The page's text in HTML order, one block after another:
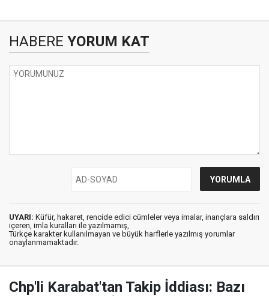
HABERE YORUM KAT
UYARI: Küfür, hakaret, rencide edici cümleler veya imalar, inançlara saldırı
içeren, imla kuralları ile yazılmamış,
Türkçe karakter kullanılmayan ve büyük harflerle yazılmış yorumlar
onaylanmamaktadır.
Chp'li Karabat'tan Takip İddiası: Bazı